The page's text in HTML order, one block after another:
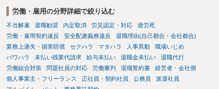
労働・雇用の分野詳細で絞り込む
不当解雇 退職勧奨 内定取消 労災認定・対応
過労死
労働・雇用契約違反
安全配慮義務違反
退職理由(自己都合・会社都合)
業務上過失・損害賠償
セクハラ マタハラ 人事異動
職場いじめ
パワハラ
未払い残業代請求 給与未払い 退職金未払い
退職代行
労働組合対策
問題社員の対応 労働審判 退職誓約書
経営者・会社側
個人事業主・フリーランス
正社員・契約社員 公務員
派遣社員